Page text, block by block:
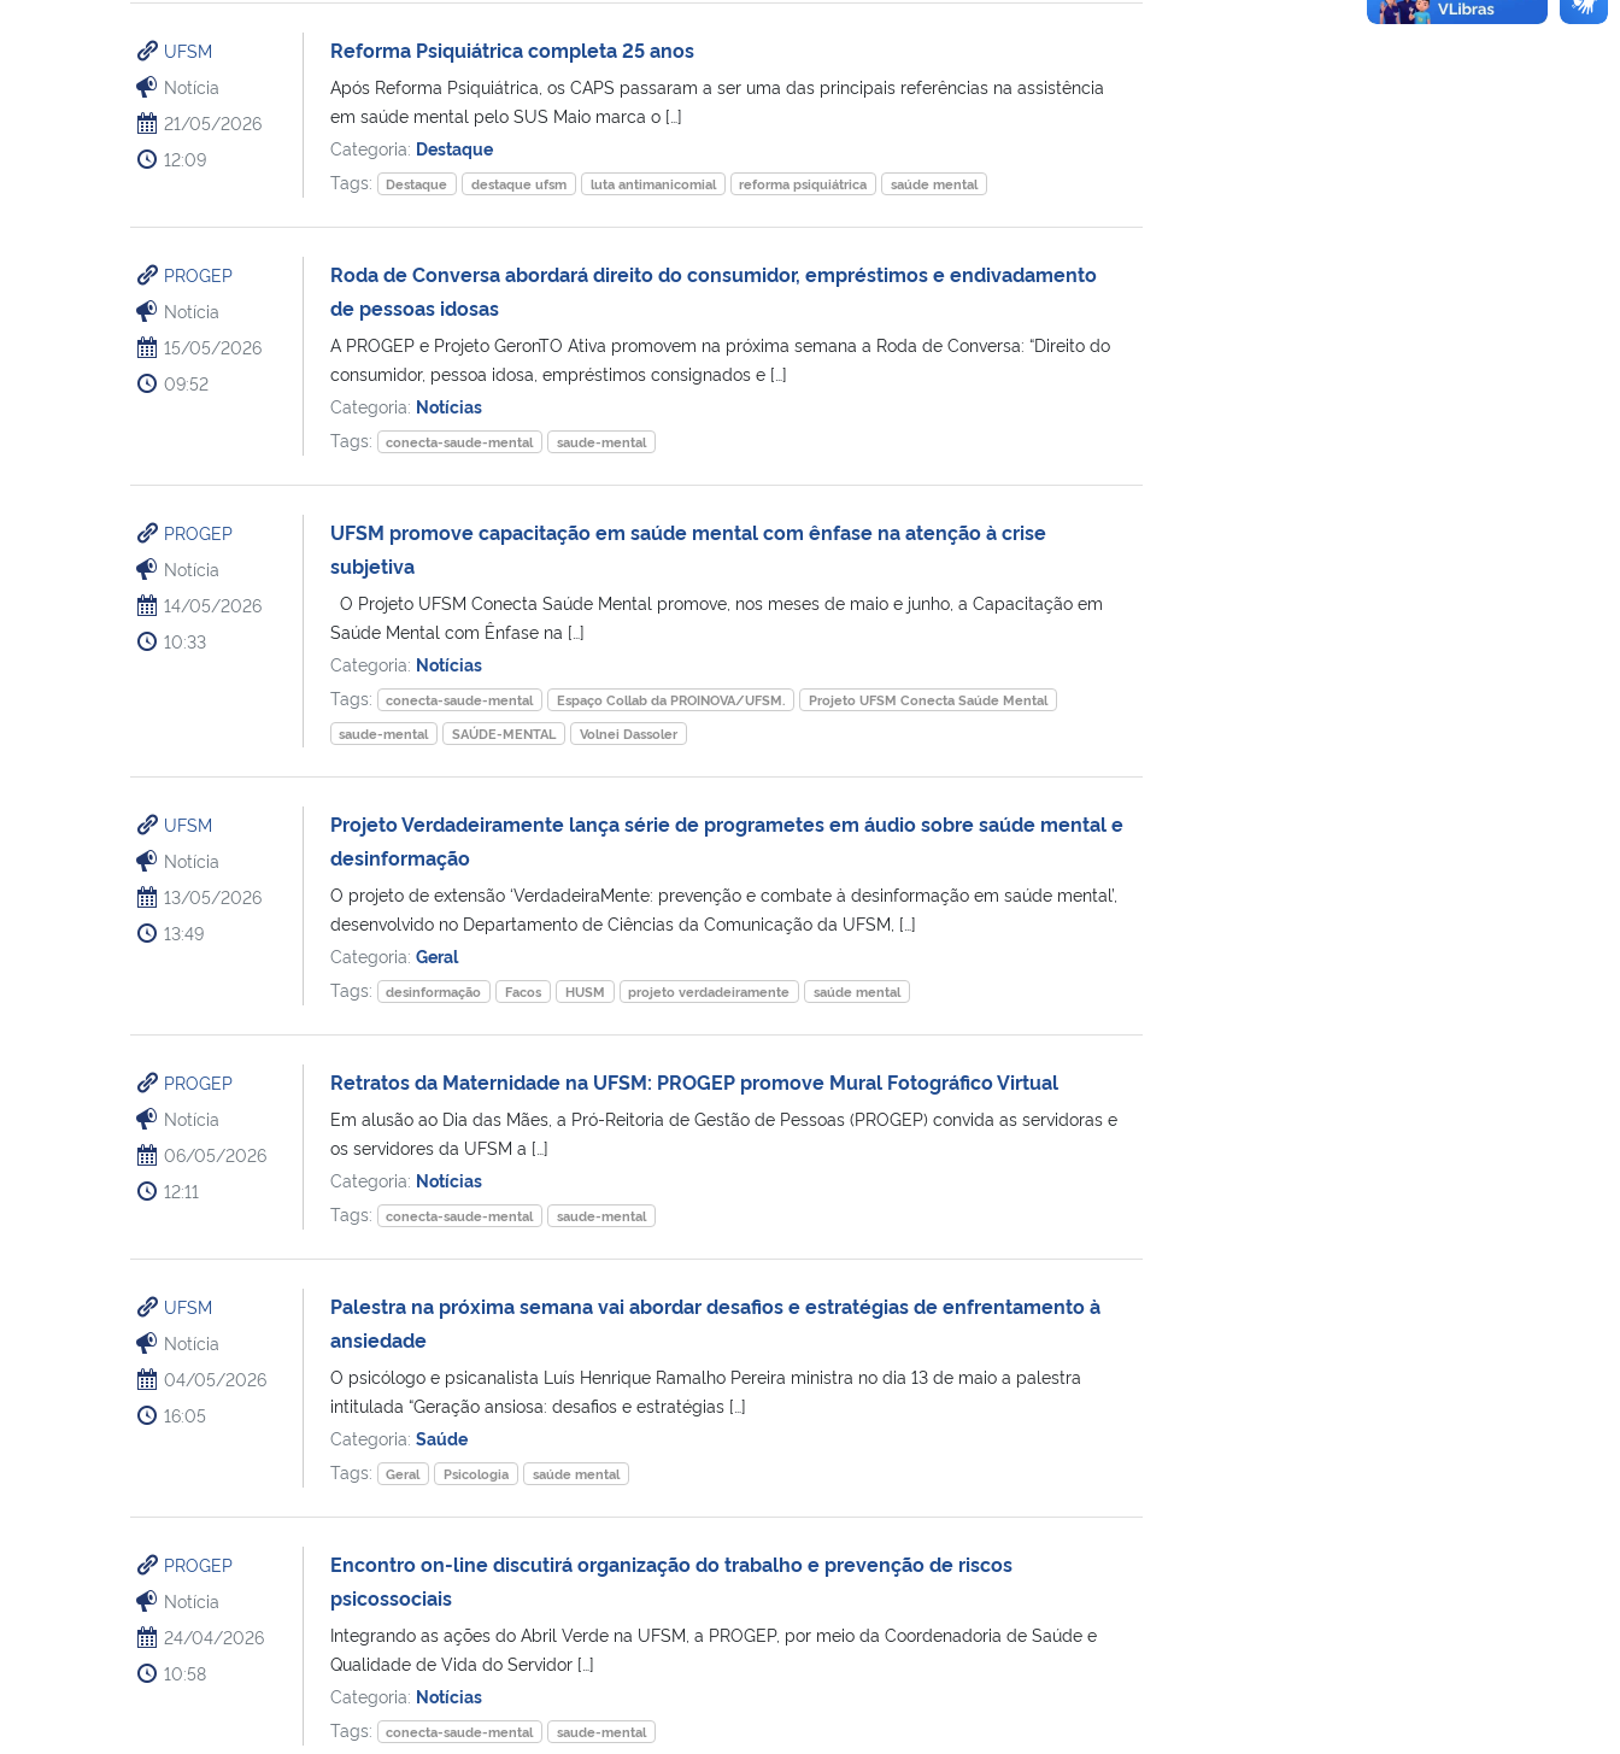
UFSM
Notícia
21/05/2026
12:09
Reforma Psiquiátrica completa 25 anos
Após Reforma Psiquiátrica, os CAPS passaram a ser uma das principais referências na assistência
em saúde mental pelo SUS Maio marca o […]
Categoria: Destaque
Tags:
Destaque destaque ufsm luta antimanicomial reforma psiquiátrica saúde mental
PROGEP
Notícia
15/05/2026
09:52
Roda de Conversa abordará direito do consumidor, empréstimos e endivadamento
de pessoas idosas
A PROGEP e Projeto GeronTO Ativa promovem na próxima semana a Roda de Conversa: “Direito do
consumidor, pessoa idosa, empréstimos consignados e […]
Categoria: Notícias
Tags:
conecta-saude-mental saude-mental
PROGEP
Notícia
14/05/2026
10:33
UFSM promove capacitação em saúde mental com ênfase na atenção à crise
subjetiva
O Projeto UFSM Conecta Saúde Mental promove, nos meses de maio e junho, a Capacitação em
Saúde Mental com Ênfase na […]
Categoria: Notícias
Tags:
conecta-saude-mental Espaço Collab da PROINOVA/UFSM.
Projeto UFSM Conecta Saúde Mental
saude-mental
SAÚDE-MENTAL Volnei Dassoler
UFSM
Notícia
13/05/2026
13:49
Projeto Verdadeiramente lança série de programetes em áudio sobre saúde mental e
desinformação
O projeto de extensão ‘VerdadeiraMente: prevenção e combate à desinformação em saúde mental’,
desenvolvido no Departamento de Ciências da Comunicação da UFSM, […]
Categoria: Geral
Tags:
desinformação Facos HUSM projeto verdadeiramente saúde mental
PROGEP
Notícia
06/05/2026
12:11
Retratos da Maternidade na UFSM: PROGEP promove Mural Fotográfico Virtual
Em alusão ao Dia das Mães, a Pró-Reitoria de Gestão de Pessoas (PROGEP) convida as servidoras e
os servidores da UFSM a […]
Categoria: Notícias
Tags:
conecta-saude-mental saude-mental
UFSM
Notícia
04/05/2026
16:05
Palestra na próxima semana vai abordar desafios e estratégias de enfrentamento à
ansiedade
O psicólogo e psicanalista Luís Henrique Ramalho Pereira ministra no dia 13 de maio a palestra
intitulada “Geração ansiosa: desafios e estratégias […]
Categoria: Saúde
Tags:
Geral Psicologia saúde mental
PROGEP
Notícia
24/04/2026
10:58
Encontro on-line discutirá organização do trabalho e prevenção de riscos
psicossociais
Integrando as ações do Abril Verde na UFSM, a PROGEP, por meio da Coordenadoria de Saúde e
Qualidade de Vida do Servidor […]
Categoria: Notícias
Tags:
conecta-saude-mental saude-mental